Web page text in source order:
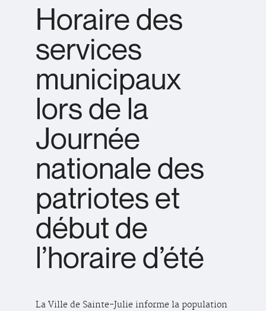
Horaire des
services
municipaux
lors de la
Journée
nationale des
patriotes et
début de
l’horaire d’été
La Ville de Sainte-Julie informe la population